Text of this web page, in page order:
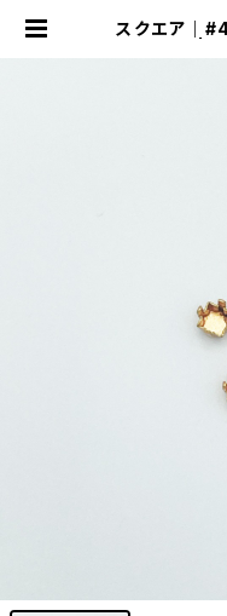
スクエア｜